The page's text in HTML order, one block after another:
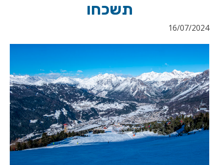
תשכחו
16/07/2024